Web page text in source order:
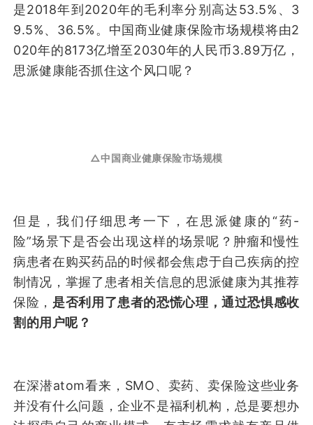
是2018年到2020年的毛利率分别高达53.5%、3
9.5%、36.5%。中国商业健康保险市场规模将由2
020年的8173亿增至2030年的人民币3.89万亿，
思派健康能否抓住这个风口呢？
△中国商业健康保险市场规模
但是，我们仔细思考一下，在思派健康的“药-
险”场景下是否会出现这样的场景呢？肿瘤和慢性
病患者在购买药品的时候都会焦虑于自己疾病的控
制情况，掌握了患者相关信息的思派健康为其推荐
保险， 是否利用了患者的恐慌心理，通过恐惧感收
割的用户呢？
在深潜atom看来，SMO、卖药、卖保险这些业务
并没有什么问题，企业不是福利机构，总是要想办